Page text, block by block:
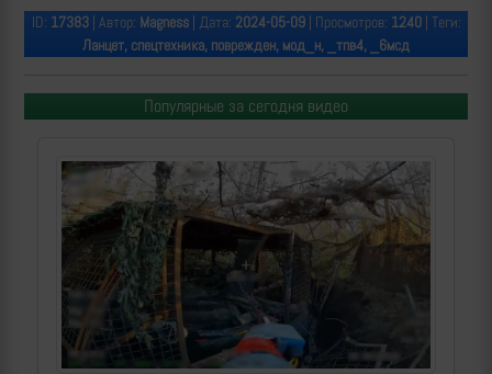
ID: 17383| Автор: Magness| Дата: 2024-05-09| Просмотров: 1240| Теги:
Ланцет, спецтехника, поврежден, мод_н, _тпв4, _6мсд
Популярные за сегодня видео